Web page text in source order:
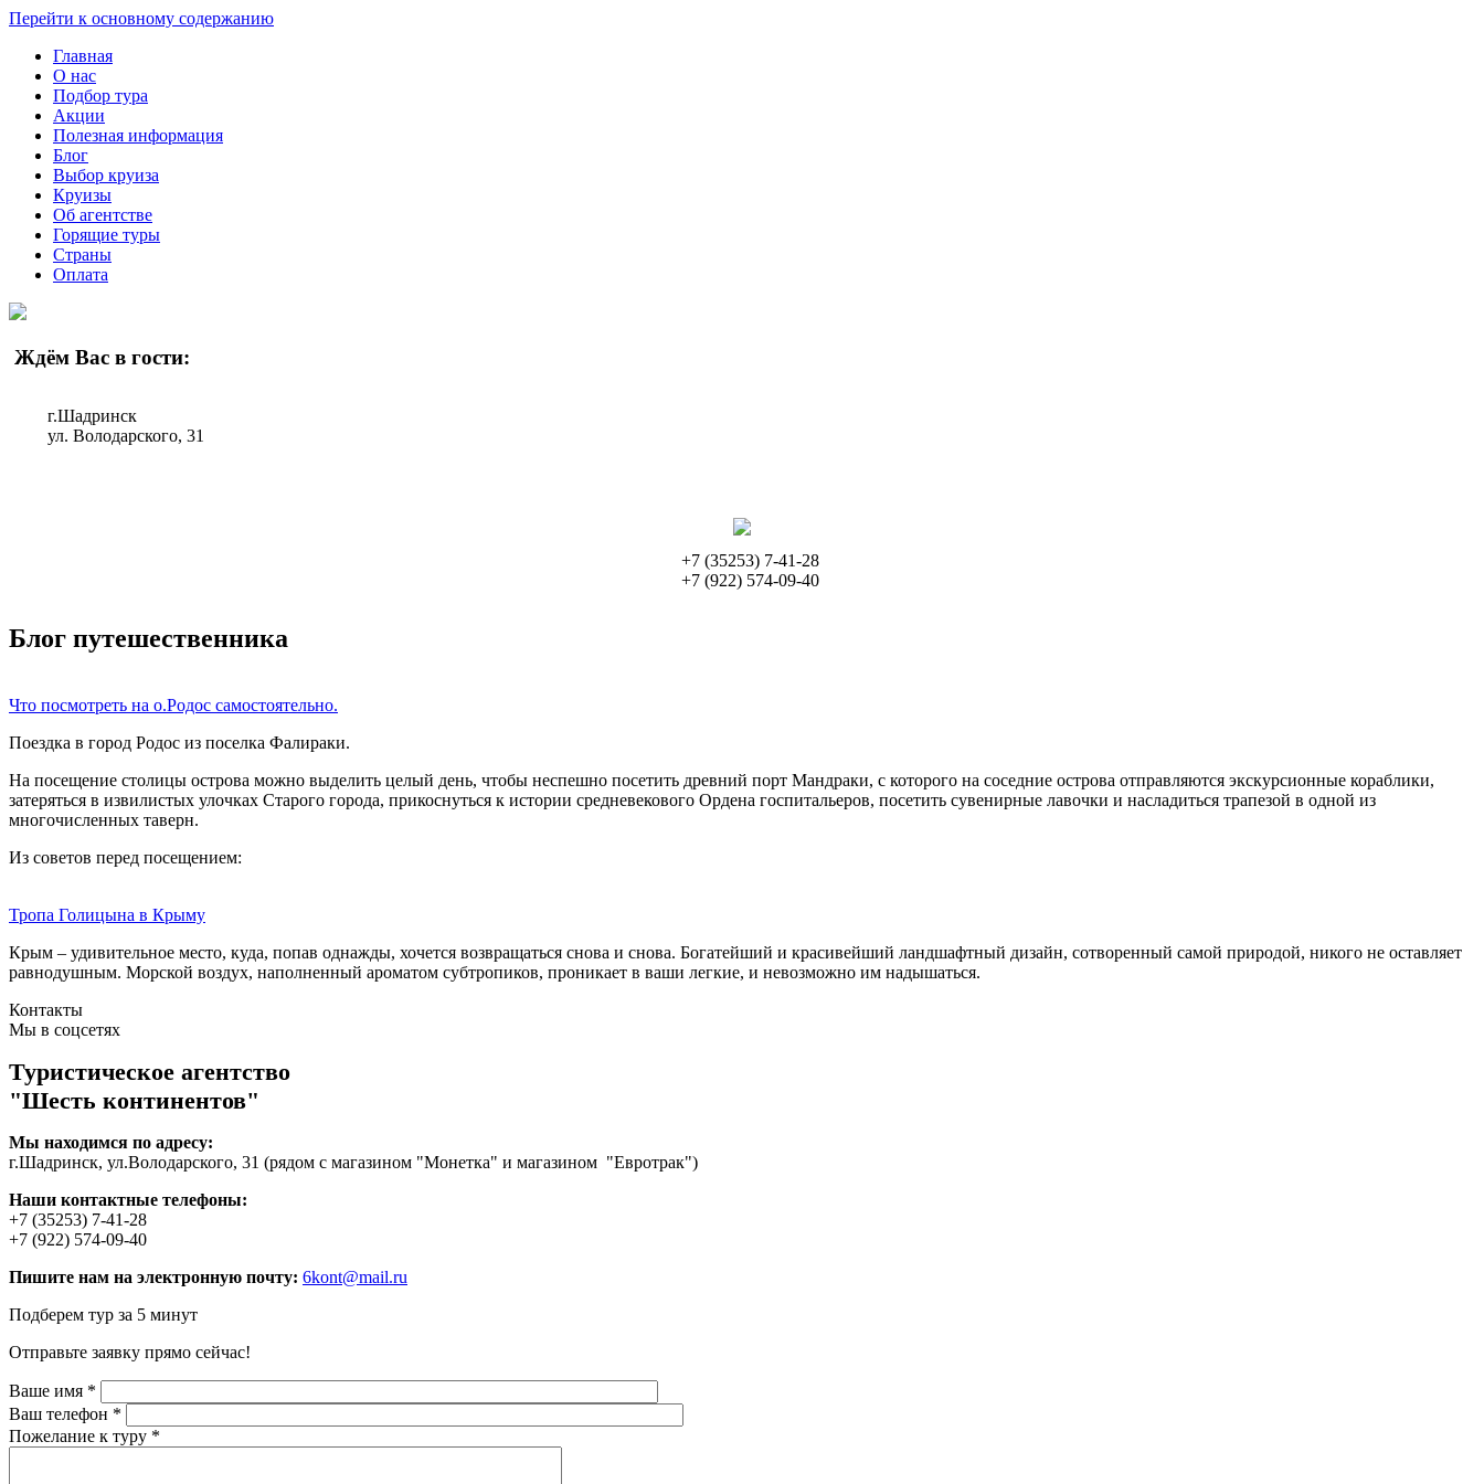
Перейти к основному содержанию
Главная
О нас
Подбор тура
Акции
Полезная информация
Блог
Выбор круиза
Круизы
Об агентстве
Горящие туры
Страны
Оплата
Ждём Вас в гости:
г.Шадринск
ул. Володарского, 31
+7 (35253) 7-41-28
+7 (922) 574-09-40
Блог путешественника
Что посмотреть на о.Родос самостоятельно.
Поездка в город Родос из поселка Фалираки.
На посещение столицы острова можно выделить целый день, чтобы неспешно посетить древний порт Мандраки, с которого на соседние острова отправляются экскурсионные кораблики,
затеряться в извилистых улочках Старого города, прикоснуться к истории средневекового Ордена госпитальеров, посетить сувенирные лавочки и насладиться трапезой в одной из
многочисленных таверн.
Из советов перед посещением:
Тропа Голицына в Крыму
Крым – удивительное место, куда, попав однажды, хочется возвращаться снова и снова. Богатейший и красивейший ландшафтный дизайн, сотворенный самой природой, никого не оставляет
равнодушным. Морской воздух, наполненный ароматом субтропиков, проникает в ваши легкие, и невозможно им надышаться.
Контакты
Мы в соцсетях
Туристическое агентство
"Шесть континентов"
Мы находимся по адресу:
г.Шадринск, ул.Володарского, 31 (рядом с магазином "Монетка" и магазином "Евротрак")
Наши контактные телефоны:
+7 (35253) 7-41-28
+7 (922) 574-09-40
Пишите нам на электронную почту: 6kont@mail.ru
Подберем тур за 5 минут
Отправьте заявку прямо сейчас!
Ваше имя *
Ваш телефон *
Пожелание к туру *